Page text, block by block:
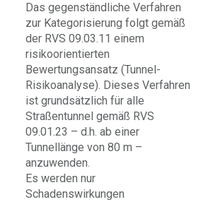
Das gegenständliche Verfahren
zur Kategorisierung folgt gemäß
der RVS 09.03.11 einem
risikoorientierten
Bewertungsansatz (Tunnel-
Risikoanalyse). Dieses Verfahren
ist grundsätzlich für alle
Straßentunnel gemäß RVS
09.01.23 – d.h. ab einer
Tunnellänge von 80 m –
anzuwenden.
Es werden nur
Schadenswirkungen